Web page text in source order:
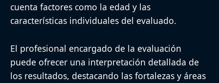
cuenta factores como la edad y las
características individuales del evaluado.
El profesional encargado de la evaluación
puede ofrecer una interpretación detallada de
los resultados, destacando las fortalezas y áreas